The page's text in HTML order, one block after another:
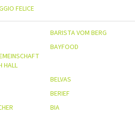
FELICE
BARISTA VOM BERG
HALL
BAYFOOD
BELVAS
BERIEF
BIA